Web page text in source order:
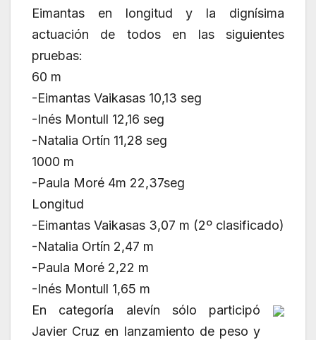
Eimantas en longitud y la dignísima
actuación de todos en las siguientes
pruebas:
60 m
-Eimantas Vaikasas 10,13 seg
-Inés Montull 12,16 seg
-Natalia Ortín 11,28 seg
1000 m
-Paula Moré 4m 22,37seg
Longitud
-Eimantas Vaikasas 3,07 m (2º clasificado)
-Natalia Ortín 2,47 m
-Paula Moré 2,22 m
-Inés Montull 1,65 m
En categoría alevín sólo participó
Javier Cruz en lanzamiento de peso y